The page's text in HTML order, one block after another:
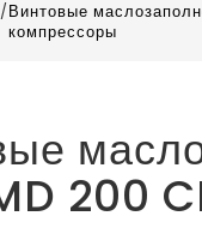
/Винтовые
компрессоры
200